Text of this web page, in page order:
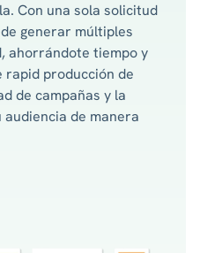
Con una sola solicitud
generar múltiples
ahorrándote tiempo y
rapid producción de
de campañas y la
de manera